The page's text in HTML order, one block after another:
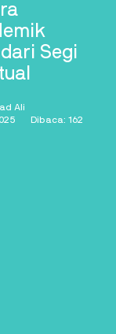
Segi
Ali
Dibaca: 162